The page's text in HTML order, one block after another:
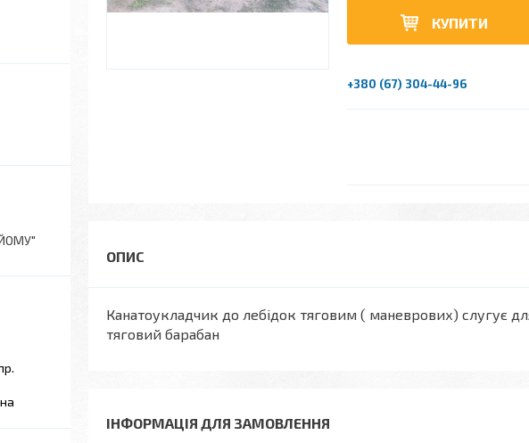
КУПИТИ
+380 (67) 304-44-96
Канатоукладчик до лебідок тяговим ( маневрових) слугує
тяговий барабан
ІНФОРМАЦІЯ ДЛЯ ЗАМОВЛЕННЯ